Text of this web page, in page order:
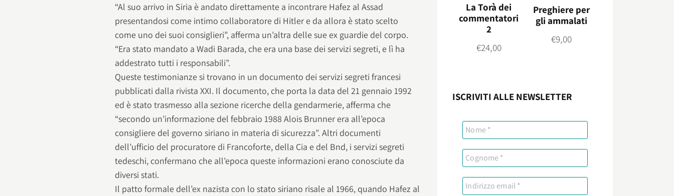
“Al suo arrivo in Siria è andato direttamente a incontrare Hafez al Assad
presentandosi come intimo collaboratore di Hitler e da allora è stato scelto
come uno dei suoi consiglieri”, afferma un’altra delle sue ex guardie del corpo.
“Era stato mandato a Wadi Barada, che era una base dei servizi segreti, e lì ha
addestrato tutti i responsabili”.
Queste testimonianze si trovano in un documento dei servizi segreti francesi
pubblicati dalla rivista XXI. Il documento, che porta la data del 21 gennaio 1992
ed è stato trasmesso alla sezione ricerche della gendarmerie, afferma che
“secondo un’informazione del febbraio 1988 Alois Brunner era all’epoca
consigliere del governo siriano in materia di sicurezza”. Altri documenti
dell’ufficio del procuratore di Francoforte, della Cia e del Bnd, i servizi segreti
tedeschi, confermano che all’epoca queste informazioni erano conosciute da
diversi stati.
Il patto formale dell’ex nazista con lo stato siriano risale al 1966, quando Hafez al
La Torà dei
commentatori
2
€24,00
Preghiere per
gli ammalati
€9,00
ISCRIVITI ALLE NEWSLETTER